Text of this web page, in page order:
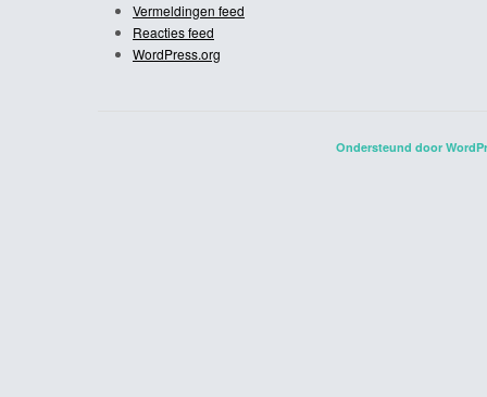
Vermeldingen feed
Reacties feed
WordPress.org
Ondersteund door